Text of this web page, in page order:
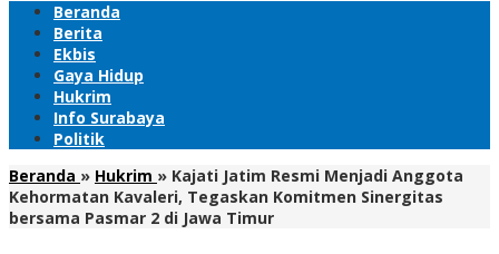
Beranda
Berita
Ekbis
Gaya Hidup
Hukrim
Info Surabaya
Politik
Beranda » Hukrim » Kajati Jatim Resmi Menjadi Anggota
Kehormatan Kavaleri, Tegaskan Komitmen Sinergitas
bersama Pasmar 2 di Jawa Timur